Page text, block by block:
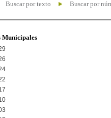
Buscar por texto Buscar por
Municipales